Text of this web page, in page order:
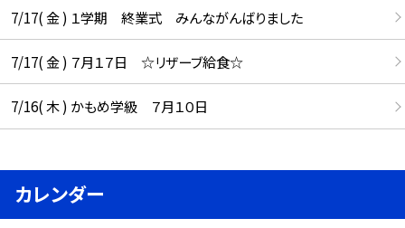
7/17( 金 ) １学期 終業式 みんながんばりました
7/17( 金 ) ７月１７日 ☆リザーブ給食☆
7/16( 木 ) かもめ学級 ７月１０日
カレンダー